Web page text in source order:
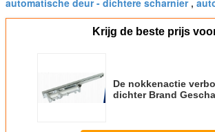
,
Krijg de beste prijs
De nokkenactie
dichter Brand